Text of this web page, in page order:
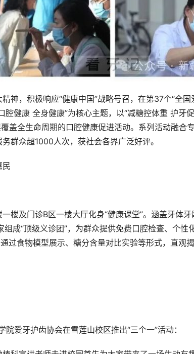
神，积极响应“健康中国”战略号召，在第37个“全
腔健康 全身健康”为核心主题，以“减糖控体重 护牙
盖全生命周期的口腔健康促进活动。系列活动融合
群众超1000人次，获社会各界广泛好评。
民
楼及门诊B区一楼大厅化身“健康课堂”。涵盖牙体
成“顶级义诊团”，为群众提供免费口腔检查、个性
过食物模型展示、糖分含量对比实验等形式，直观
牙护齿协会在雪莲山校区推出“三个一”活动：